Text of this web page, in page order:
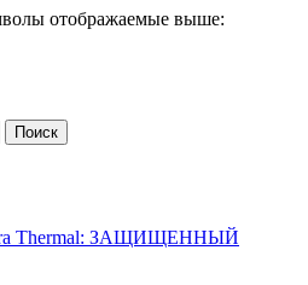
отображаемые выше:
Thermal: ЗАЩИЩЕННЫЙ